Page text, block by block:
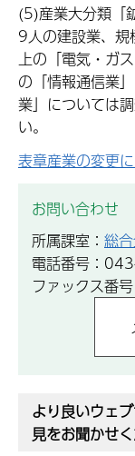
(5)産業大分類「
9人の建設業、
上の「電気・ガ
の「情報通信業
業」については
い。
表章産業の変更
お問い合わせ
所属課室： 総
電話番号：
ファックス番
より良いウェ
見をお聞かせ